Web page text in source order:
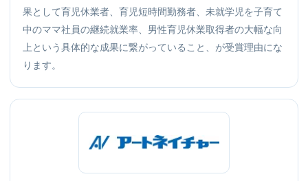
果として育児休業者、育児短時間勤務者、未就学児を子育て
中のママ社員の継続就業率、男性育児休業取得者の大幅な向
上という具体的な成果に繋がっていること、が受賞理由にな
ります。